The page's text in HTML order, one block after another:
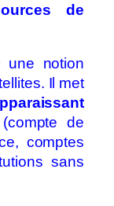
de
une notion
Il met
(compte de
comptes
sans